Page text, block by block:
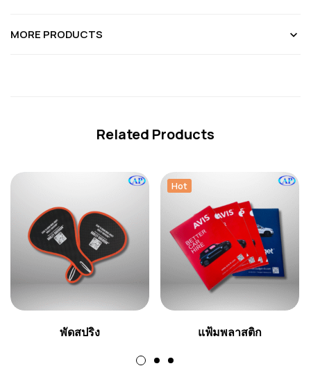
MORE PRODUCTS
Related Products
พัดสปริง
Hot
แฟ้มพลาสติก